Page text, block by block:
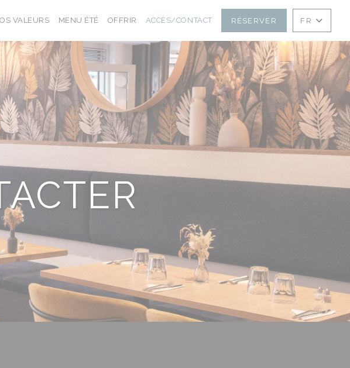
VALEURS MENU ÉTÉ ((OUVRE UNE NOUVELLE FENÊTRE))
OFFRIR ((OUVRE UNE NOUVELLE FENÊTRE))
ACCÈS/CONTACT RÉSERVER FR